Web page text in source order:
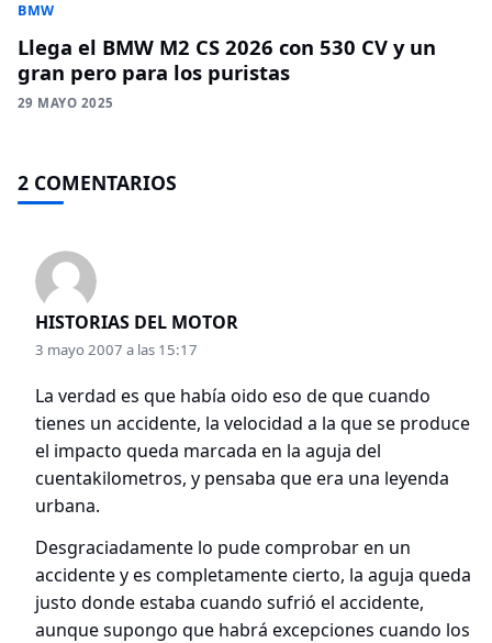
BMW
Llega el BMW M2 CS 2026 con 530 CV y un
gran pero para los puristas
29 MAYO 2025
2 COMENTARIOS
HISTORIAS DEL MOTOR
3 mayo 2007 a las 15:17
La verdad es que había oido eso de que cuando
tienes un accidente, la velocidad a la que se produce
el impacto queda marcada en la aguja del
cuentakilometros, y pensaba que era una leyenda
urbana.
Desgraciadamente lo pude comprobar en un
accidente y es completamente cierto, la aguja queda
justo donde estaba cuando sufrió el accidente,
aunque supongo que habrá excepciones cuando los